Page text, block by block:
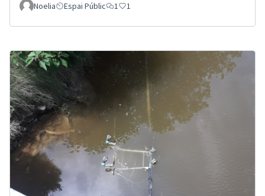
Noelia Espai Públic 1 1